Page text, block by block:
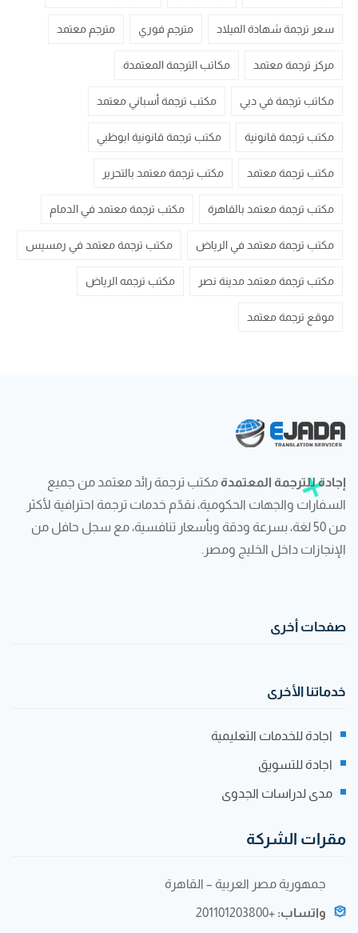
سعر ترجمة شهادة الميلاد مترجم فوري مترجم معتمد
مركز ترجمة معتمد مكاتب الترجمة المعتمدة
مكاتب ترجمة في دبي مكتب ترجمة أسباني معتمد
مكتب ترجمة قانونية مكتب ترجمة قانونية ابوظبي
مكتب ترجمة معتمد مكتب ترجمة معتمد بالتحرير
مكتب ترجمة معتمد بالقاهرة مكتب ترجمة معتمد في الدمام
مكتب ترجمة معتمد في الرياض مكتب ترجمة معتمد في رمسيس
مكتب ترجمة معتمد مدينة نصر مكتب ترجمه الرياض
موقع ترجمة معتمد
إجادة للترجمة المعتمدة مكتب ترجمة رائد معتمد من جميع
السفارات والجهات الحكومية، نقدّم خدمات ترجمة احترافية لأكثر
من 50 لغة، بسرعة ودقة وبأسعار تنافسية، مع سجل حافل من
الإنجازات داخل الخليج ومصر.
صفحات أخرى
خدماتنا الأخرى
اجادة للخدمات التعليمية
اجادة للتسويق
مدى لدراسات الجدوى
مقرات الشركة
جمهورية مصر العربية – القاهرة
واتساب: +201101203800